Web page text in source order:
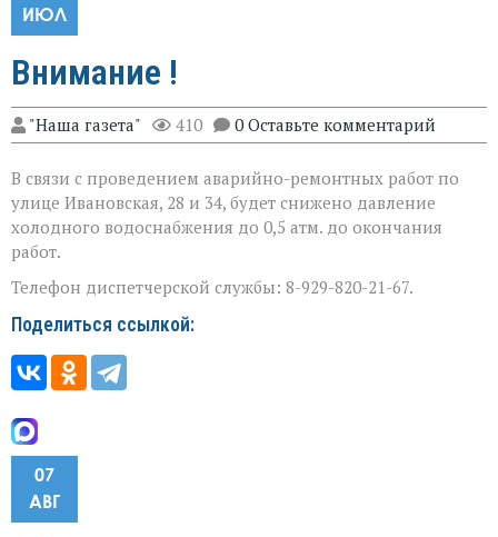
ИЮЛ
Внимание !
"Наша газета" 410 0 Оставьте комментарий
В связи с проведением аварийно-ремонтных работ по
улице Ивановская, 28 и 34, будет снижено давление
холодного водоснабжения до 0,5 атм. до окончания
работ.
Телефон диспетчерской службы: 8-929-820-21-67.
Поделиться ссылкой:
07
АВГ